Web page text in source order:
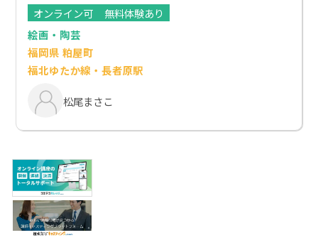
オンライン可
無料体験あり
絵画・陶芸
福岡県 粕屋町
福北ゆたか線・長者原駅
松尾まさこ